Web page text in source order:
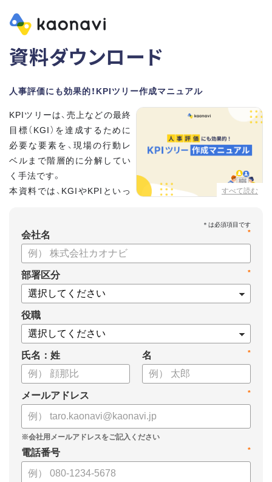
資料ダウンロード
人事評価にも効果的！KPIツリー作成マニュアル
すべて読む
KPIツリーは、売上などの最終
目標（KGI）を達成するために
必要な要素を、現場の行動レ
ベルまで階層的に分解してい
く手法です。
本資料では、KGIやKPIといっ
【資料の内容】
・KGI、KPIなどの用語をおさらい
・KPIツリーの作り方
・業種別のKPIツリー例
*
会社名
*
部署区分
役職
氏名：姓 *
名
*
メールアドレス
*
電話番号